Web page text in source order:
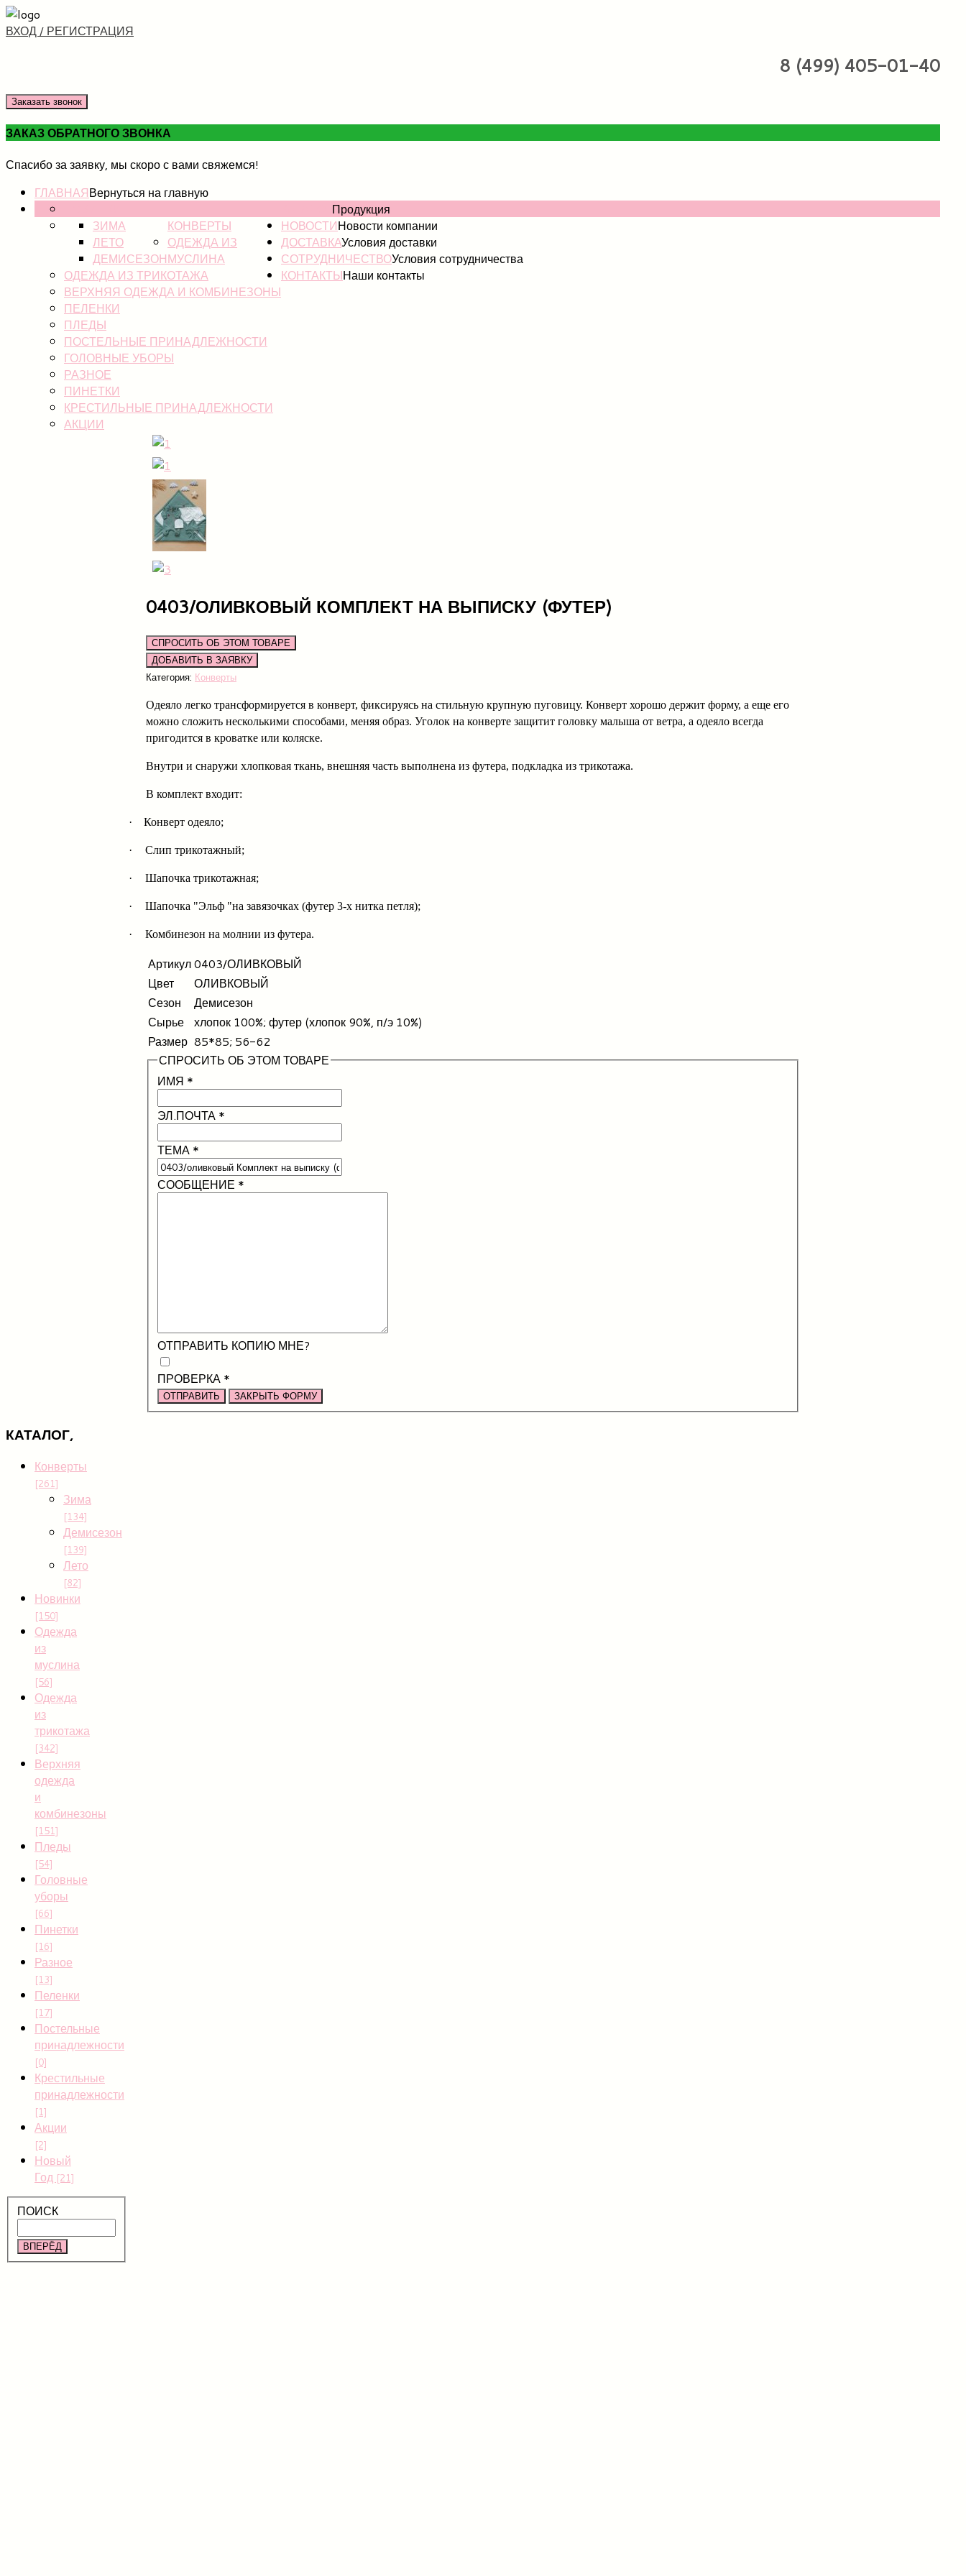
ВХОД / РЕГИСТРАЦИЯ
8 (499) 405-01-40
Заказать звонок
ЗАКАЗ ОБРАТНОГО ЗВОНКА
Спасибо за заявку, мы скоро с вами свяжемся!
ГЛАВНАЯВернуться на главную
Продукция
КОНВЕРТЫ
ЗИМА
ЛЕТО
ДЕМИСЕЗОН
ОДЕЖДА ИЗ
МУСЛИНА
ОДЕЖДА ИЗ ТРИКОТАЖА
ВЕРХНЯЯ ОДЕЖДА И КОМБИНЕЗОНЫ
ПЕЛЕНКИ
ПЛЕДЫ
ПОСТЕЛЬНЫЕ ПРИНАДЛЕЖНОСТИ
ГОЛОВНЫЕ УБОРЫ
РАЗНОЕ
ПИНЕТКИ
КРЕСТИЛЬНЫЕ ПРИНАДЛЕЖНОСТИ
АКЦИИ
НОВОСТИНовости компании
ДОСТАВКАУсловия доставки
СОТРУДНИЧЕСТВОУсловия сотрудничества
КОНТАКТЫНаши контакты
0403/ОЛИВКОВЫЙ КОМПЛЕКТ НА ВЫПИСКУ (ФУТЕР)
СПРОСИТЬ ОБ ЭТОМ ТОВАРЕ
Категория: Конверты
Одеяло легко трансформируется в конверт, фиксируясь на стильную крупную пуговицу. Конверт хорошо держит форму, а еще его
можно сложить несколькими способами, меняя образ. Уголок на конверте защитит головку малыша от ветра, а одеяло всегда
пригодится в кроватке или коляске.
Внутри и снаружи хлопковая ткань, внешняя часть выполнена из футера, подкладка из трикотажа.
В комплект входит:
· Конверт одеяло;
· Слип трикотажный;
· Шапочка трикотажная;
· Шапочка "Эльф "на завязочках (футер 3-х нитка петля);
· Комбинезон на молнии из футера.
Артикул0403/ОЛИВКОВЫЙ
Цвет
ОЛИВКОВЫЙ
Сезон
Демисезон
Сырье
хлопок 100%; футер (хлопок 90%, п/э 10%)
Размер 85*85; 56-62
СПРОСИТЬ ОБ ЭТОМ ТОВАРЕ
ИМЯ *
ЭЛ.ПОЧТА *
ТЕМА *
СООБЩЕНИЕ *
ОТПРАВИТЬ КОПИЮ МНЕ?
ПРОВЕРКА *
ОТПРАВИТЬ ЗАКРЫТЬ ФОРМУ
КАТАЛОГ,
Конверты
[261]
Зима
[134]
Демисезон
[139]
Лето
[82]
Новинки
[150]
Одежда
из
муслина
[56]
Одежда
из
трикотажа
[342]
Верхняя
одежда
и
комбинезоны
[151]
Пледы
[54]
Головные
уборы
[66]
Пинетки
[16]
Разное
[13]
Пеленки
[17]
Постельные
принадлежности
[0]
Крестильные
принадлежности
[1]
Акции
[2]
Новый
Год [21]
ПОИСК
ВПЕРЁД